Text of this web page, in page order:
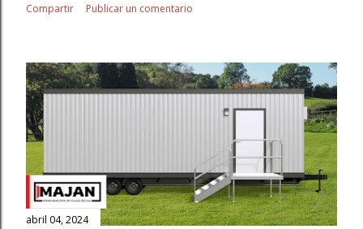
Compartir Publicar un comentario
abril 04, 2024